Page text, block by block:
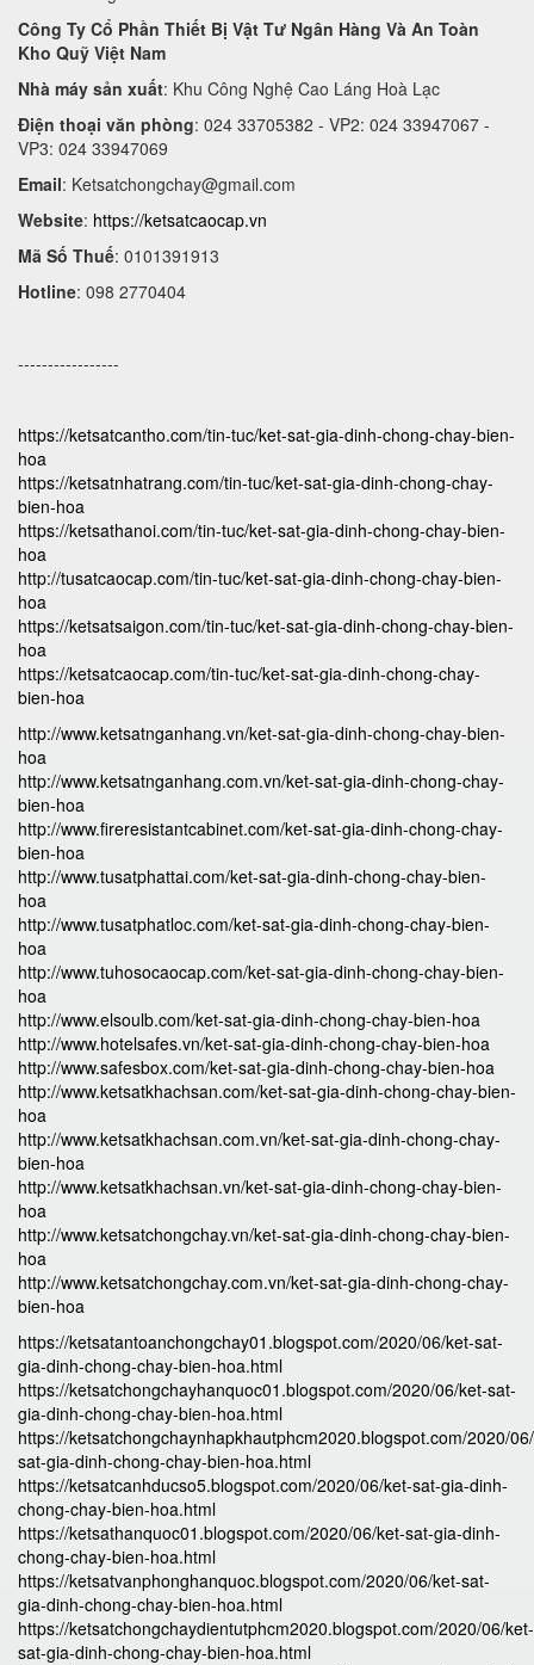
Công Ty Cổ Phần Thiết Bị Vật Tư Ngân Hàng Và An Toàn
Kho Quỹ Việt Nam
Nhà máy sản xuất: Khu Công Nghệ Cao Láng Hoà Lạc
Điện thoại văn phòng: 024 33705382 - VP2: 024 33947067 -
VP3: 024 33947069
Email: Ketsatchongchay@gmail.com
Website: https://ketsatcaocap.vn
Mã Số Thuế: 0101391913
Hotline: 098 2770404
-----------------
https://ketsatcantho.com/tin-tuc/ket-sat-gia-dinh-chong-chay-bien-
hoa
https://ketsatnhatrang.com/tin-tuc/ket-sat-gia-dinh-chong-chay-
bien-hoa
https://ketsathanoi.com/tin-tuc/ket-sat-gia-dinh-chong-chay-bien-
hoa
http://tusatcaocap.com/tin-tuc/ket-sat-gia-dinh-chong-chay-bien-
hoa
https://ketsatsaigon.com/tin-tuc/ket-sat-gia-dinh-chong-chay-bien-
hoa
https://ketsatcaocap.com/tin-tuc/ket-sat-gia-dinh-chong-chay-
bien-hoa
http://www.ketsatnganhang.vn/ket-sat-gia-dinh-chong-chay-bien-
hoa
http://www.ketsatnganhang.com.vn/ket-sat-gia-dinh-chong-chay-
bien-hoa
http://www.fireresistantcabinet.com/ket-sat-gia-dinh-chong-chay-
bien-hoa
http://www.tusatphattai.com/ket-sat-gia-dinh-chong-chay-bien-
hoa
http://www.tusatphatloc.com/ket-sat-gia-dinh-chong-chay-bien-
hoa
http://www.tuhosocaocap.com/ket-sat-gia-dinh-chong-chay-bien-
hoa
http://www.elsoulb.com/ket-sat-gia-dinh-chong-chay-bien-hoa
http://www.hotelsafes.vn/ket-sat-gia-dinh-chong-chay-bien-hoa
http://www.safesbox.com/ket-sat-gia-dinh-chong-chay-bien-hoa
http://www.ketsatkhachsan.com/ket-sat-gia-dinh-chong-chay-bien-
hoa
http://www.ketsatkhachsan.com.vn/ket-sat-gia-dinh-chong-chay-
bien-hoa
http://www.ketsatkhachsan.vn/ket-sat-gia-dinh-chong-chay-bien-
hoa
http://www.ketsatchongchay.vn/ket-sat-gia-dinh-chong-chay-bien-
hoa
http://www.ketsatchongchay.com.vn/ket-sat-gia-dinh-chong-chay-
bien-hoa
https://ketsatantoanchongchay01.blogspot.com/2020/06/ket-sat-
gia-dinh-chong-chay-bien-hoa.html
https://ketsatchongchayhanquoc01.blogspot.com/2020/06/ket-sat-
gia-dinh-chong-chay-bien-hoa.html
https://ketsatchongchaynhapkhautphcm2020.blogspot.com/2020/
sat-gia-dinh-chong-chay-bien-hoa.html
https://ketsatcanhducso5.blogspot.com/2020/06/ket-sat-gia-dinh-
chong-chay-bien-hoa.html
https://ketsathanquoc01.blogspot.com/2020/06/ket-sat-gia-dinh-
chong-chay-bien-hoa.html
https://ketsatvanphonghanquoc.blogspot.com/2020/06/ket-sat-
gia-dinh-chong-chay-bien-hoa.html
https://ketsatchongchaydientutphcm2020.blogspot.com/2020/06/ket-
sat-gia-dinh-chong-chay-bien-hoa.html